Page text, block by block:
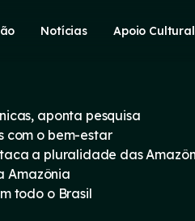
Notícias Apoio Cultural
aponta pesquisa
com o bem-estar
a pluralidade das
Amazônia
todo o Brasil